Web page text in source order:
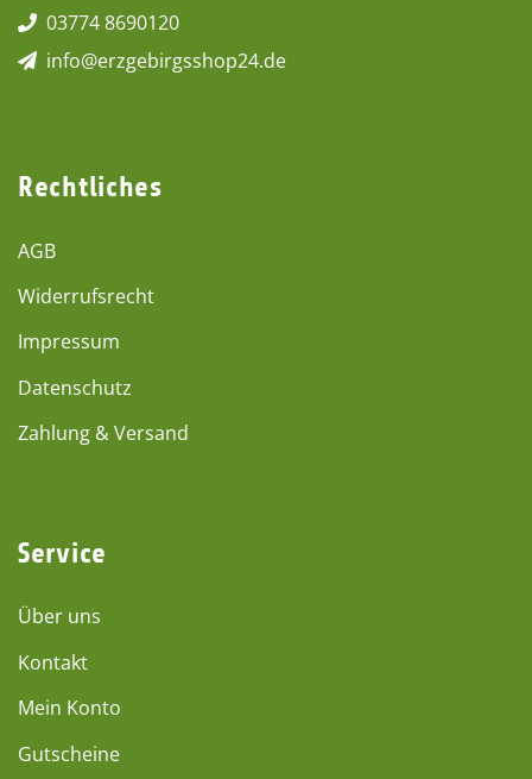
03774 8690120
info@erzgebirgsshop24.de
Rechtliches
AGB
Widerrufsrecht
Impressum
Datenschutz
Zahlung & Versand
Service
Über uns
Kontakt
Mein Konto
Gutscheine